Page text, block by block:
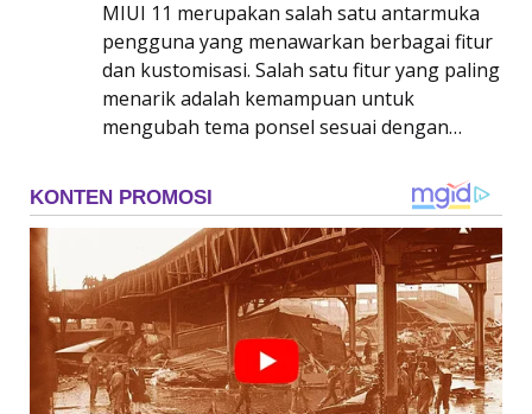
MIUI 11 merupakan salah satu antarmuka
pengguna yang menawarkan berbagai fitur
dan kustomisasi. Salah satu fitur yang paling
menarik adalah kemampuan untuk
mengubah tema ponsel sesuai dengan…